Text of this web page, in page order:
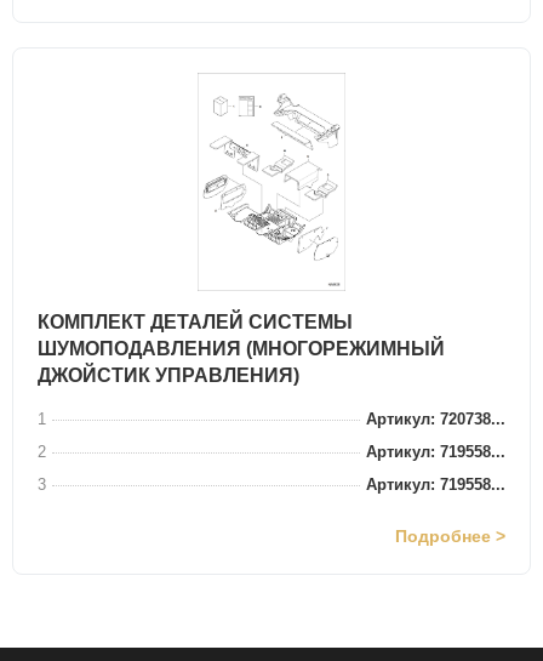
КОМПЛЕКТ ДЕТАЛЕЙ СИСТЕМЫ
ШУМОПОДАВЛЕНИЯ (МНОГОРЕЖИМНЫЙ
ДЖОЙСТИК УПРАВЛЕНИЯ)
1
Артикул: 720738...
2
Артикул: 719558...
3
Артикул: 719558...
Подробнее >